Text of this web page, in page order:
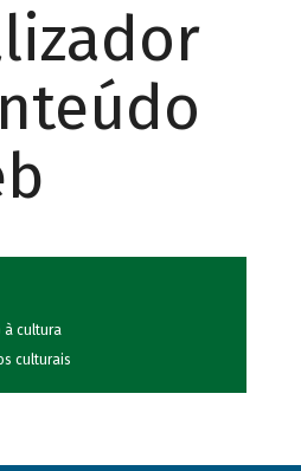
à cultura
culturais